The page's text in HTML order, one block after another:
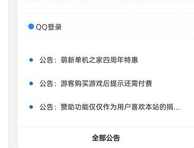
QQ登录
公告： 萌新单机之家四周年特惠
公告： 游客购买游戏后提示还需付费
公告： 赞助功能仅仅作为用户喜欢本站的捐赠打赏功能，同时赞助费用也将作为服务器费用,网盘扩容费用等，所有内容不作为商业行为。
全部公告